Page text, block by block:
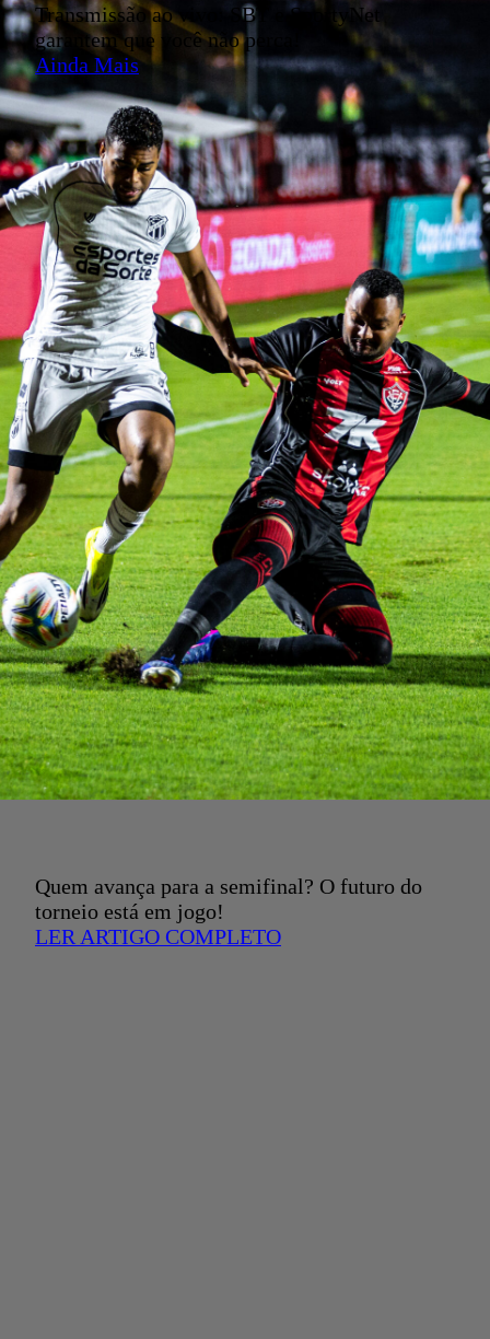
Transmissão ao vivo: SBT e SportyNet
garantem que você não perca!
Ainda Mais
Quem avança para a semifinal? O futuro do
torneio está em jogo!
LER ARTIGO COMPLETO